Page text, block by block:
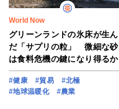
World Now
グリーンランドの氷床が生ん
だ「サプリの粒」 微細な砂
は食料危機の鍵になり得るか
#健康 #貿易
#北極
#地球温暖化
#農業